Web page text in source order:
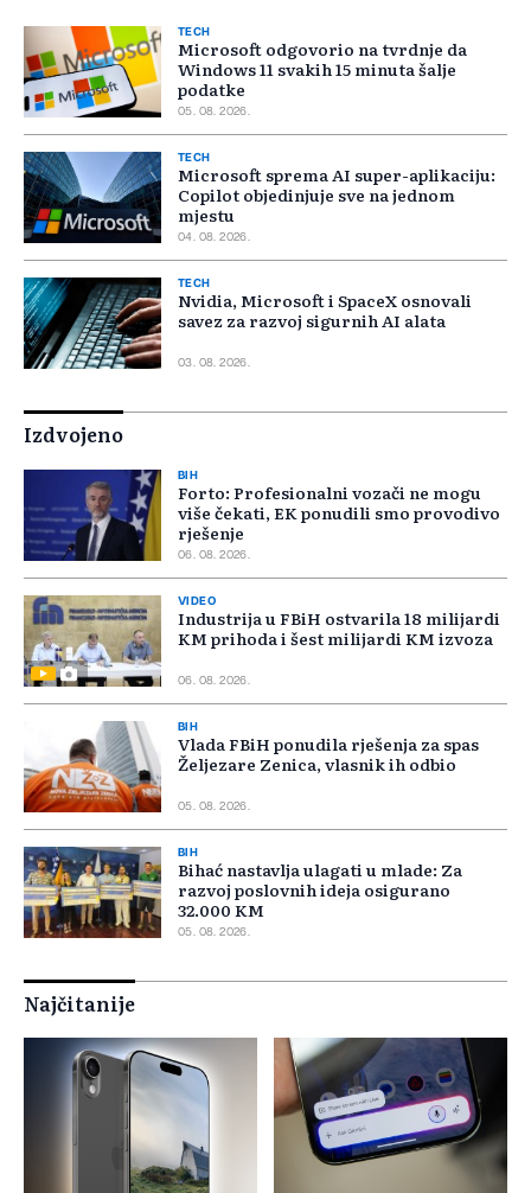
TECH
Microsoft odgovorio na tvrdnje da
Windows 11 svakih 15 minuta šalje
podatke
05. 08. 2026.
TECH
Microsoft sprema AI super-aplikaciju:
Copilot objedinjuje sve na jednom
mjestu
04. 08. 2026.
TECH
Nvidia, Microsoft i SpaceX osnovali
savez za razvoj sigurnih AI alata
03. 08. 2026.
Izdvojeno
BIH
Forto: Profesionalni vozači ne mogu
više čekati, EK ponudili smo provodivo
rješenje
06. 08. 2026.
VIDEO
Industrija u FBiH ostvarila 18 milijardi
KM prihoda i šest milijardi KM izvoza
06. 08. 2026.
BIH
Vlada FBiH ponudila rješenja za spas
Željezare Zenica, vlasnik ih odbio
05. 08. 2026.
BIH
Bihać nastavlja ulagati u mlade: Za
razvoj poslovnih ideja osigurano
32.000 KM
05. 08. 2026.
Najčitanije